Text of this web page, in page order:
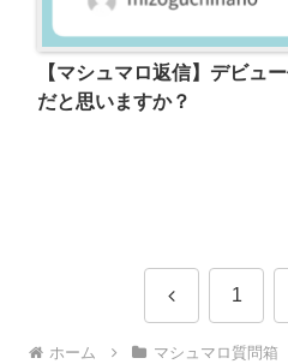
【マシュマロ返信】デビュ
だと思いますか？
前
へ
1
ホーム マシュマロ質問箱